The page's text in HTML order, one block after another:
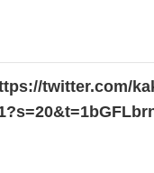
twitter.com/